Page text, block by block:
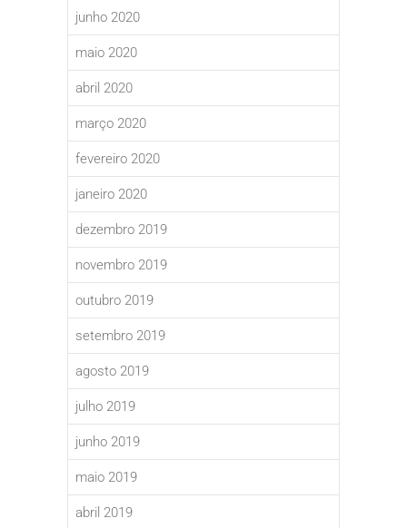
junho 2020
maio 2020
abril 2020
março 2020
fevereiro 2020
janeiro 2020
dezembro 2019
novembro 2019
outubro 2019
setembro 2019
agosto 2019
julho 2019
junho 2019
maio 2019
abril 2019